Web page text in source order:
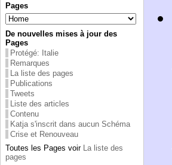
Pages
De nouvelles mises à jour des
Pages
Protégé: Italie
Remarques
La liste des pages
Publications
Tweets
Liste des articles
Contenu
Katja s'inscrit dans aucun Schéma
Crise et Renouveau
Toutes les Pages voir
La liste des
pages